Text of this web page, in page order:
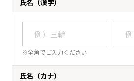
氏名（漢字）
※全角でご入力ください
氏名（カナ）